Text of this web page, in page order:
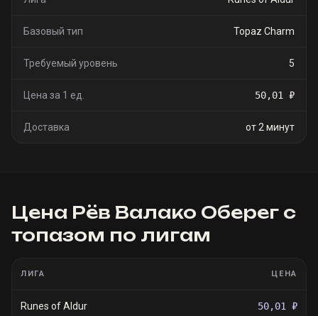
Базовый тип Topaz Charm
Требуемый уровень 5
Цена за 1 ед. 50,01 ₽
Доставка от 2 минут
Цена Рёв Валако Оберег с
топазом по лигам
ЛИГА ЦЕНА
Runes of Aldur 50,01 ₽